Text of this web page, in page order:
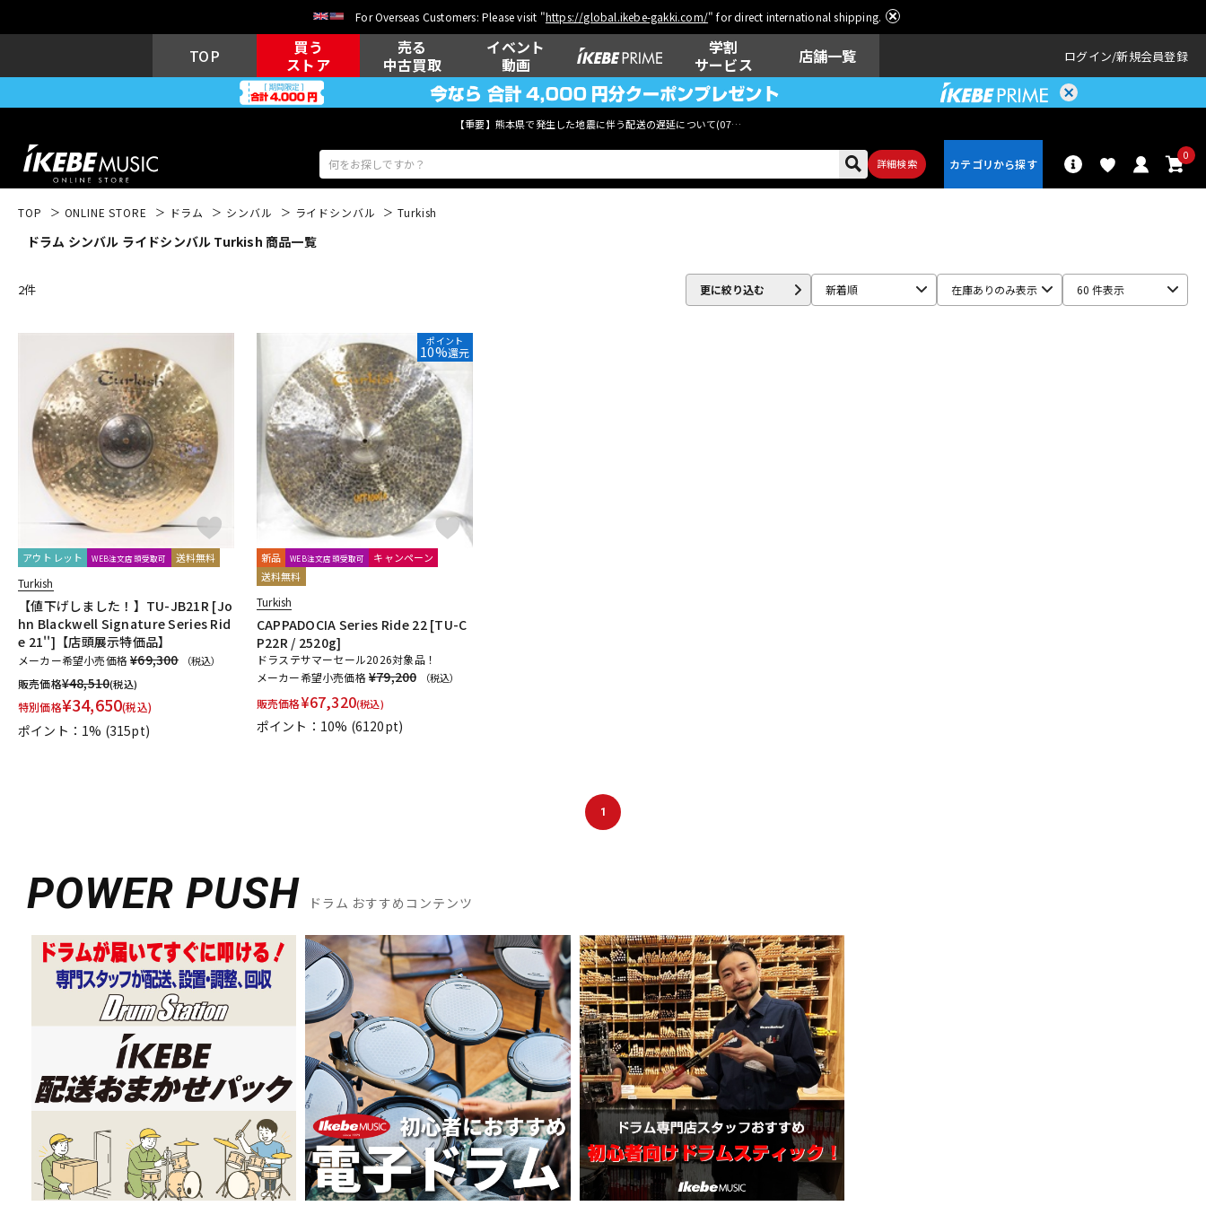
For Overseas Customers: Please visit "https://global.ikebe-gakki.com/" for direct international shipping.
TOP
買う
ストア
売る
中古買取
イベント
動画
学割
サービス
店舗一覧 ログイン 新規会員登録
【重要】熊本県で発生した地震に伴う配送の遅延について(07月29日
詳細検索
0
エレキギター アコギ/エレ
キーボード 電子ピアノ
DJ機器 DTM
中古 ヴィンテージ
TOP ONLINE STORE ドラム シンバル ライドシンバル Turkish
ドラム シンバル ライドシンバル Turkish 商品一覧
2件 更に絞り込む 新着順 在庫ありのみ表示 60 件表示
アウトレット WEB注文店頭受取可 送料無料
Turkish
【値下げしました！】TU-JB21R [Jo
hn Blackwell Signature Series Rid
e 21'']【店頭展示特価品】
メーカー希望小売価格¥69,300 （税込）
販売価格¥48,510(税込)
特別価格¥34,650(税込)
ポイント：1% (315pt)
ポイント
10%還元
新品 WEB注文店頭受取可
キャンペーン
送料無料
Turkish
CAPPADOCIA Series Ride 22 [TU-C
P22R / 2520g]
ドラステサマーセール2026対象品！
メーカー希望小売価格¥79,200 （税込）
販売価格¥67,320(税込)
ポイント：10% (6120pt)
1
POWER PUSH ドラム おすすめコンテンツ